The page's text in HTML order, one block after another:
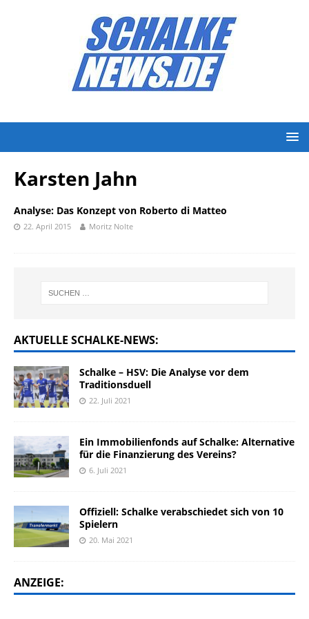
Karsten Jahn
Analyse: Das Konzept von Roberto di Matteo
22. April 2015 Moritz Nolte
AKTUELLE SCHALKE-NEWS:
Schalke – HSV: Die Analyse vor dem
Traditionsduell
22. Juli 2021
Ein Immobilienfonds auf Schalke: Alternative
für die Finanzierung des Vereins?
6. Juli 2021
Offiziell: Schalke verabschiedet sich von 10
Spielern
20. Mai 2021
ANZEIGE: